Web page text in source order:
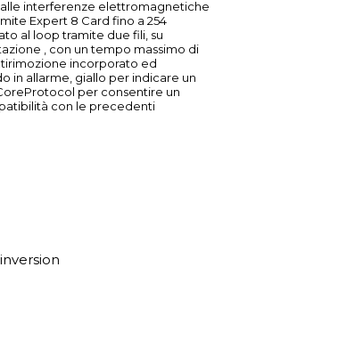
interferenze elettromagnetiche
Expert 8 Card fino a 254
al loop tramite due fili, su
, con un tempo massimo di
incorporato ed
in allarme, giallo per indicare un
per consentire un
con le precedenti